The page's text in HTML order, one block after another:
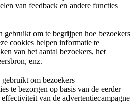
van feedback en andere functies
om te begrijpen hoe bezoekers
cookies helpen informatie te
van het aantal bezoekers, het
enz.
om bezoekers
te bezorgen op basis van de eerder
van de advertentiecampagne